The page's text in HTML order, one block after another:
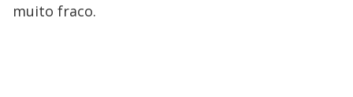
muito fraco.